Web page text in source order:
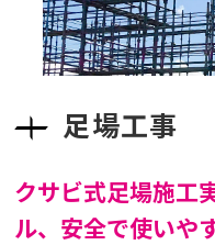
足場工事
クサビ式足場施工
ル、 安全で使いや